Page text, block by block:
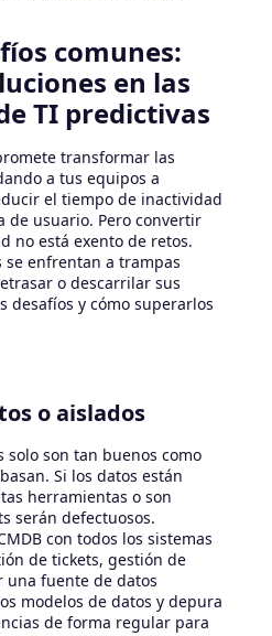
comunes:
en las
TI predictivas
transformar las
a tus equipos a
el tiempo de inactividad
de usuario. Pero convertir
no está exento de retos.
se enfrentan a trampas
o descarrilar sus
desafíos y cómo superarlos
o aislados
solo son tan buenos como
Si los datos están
herramientas o son
serán defectuosos.
con todos los sistemas
de tickets, gestión de
fuente de datos
modelos de datos y depura
de forma regular para